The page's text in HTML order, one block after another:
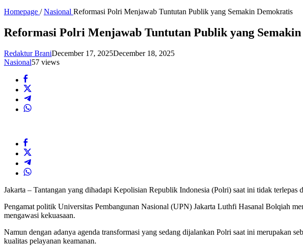
Homepage / Nasional Reformasi Polri Menjawab Tuntutan Publik yang Semakin Demokratis
Reformasi Polri Menjawab Tuntutan Publik yang
Redaktur BraniDecember 17, 2025December 18, 2025
Nasional57 views
Jakarta – Tantangan yang dihadapi Kepolisian Republik Indonesia (Polri) saat ini tidak terlepas
Pengamat politik Universitas Pembangunan Nasional (UPN) Jakarta Luthfi Hasanal Bolqiah
mengawasi kekuasaan.
Namun dengan adanya agenda transformasi yang sedang dijalankan Polri saat ini merupakan
kualitas pelayanan keamanan.